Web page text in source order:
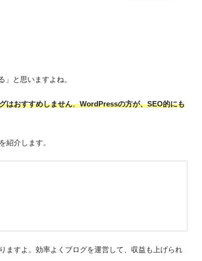
と思いますよね。
はおすすめしません。WordPressの方が、SEO的にも
紹介します。
ますよ。効率よくブログを運営して、収益も上げられ